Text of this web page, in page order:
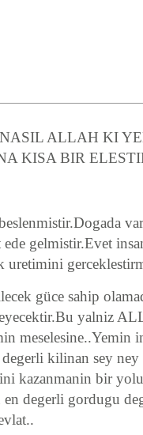
ALLAH KI
KISA BIR
gelmistir.Evet
uretimini
güce sahip
yalniz
meselesine..Yemin
kilinan sey ney
kazanmanin bir
degerli gordugu